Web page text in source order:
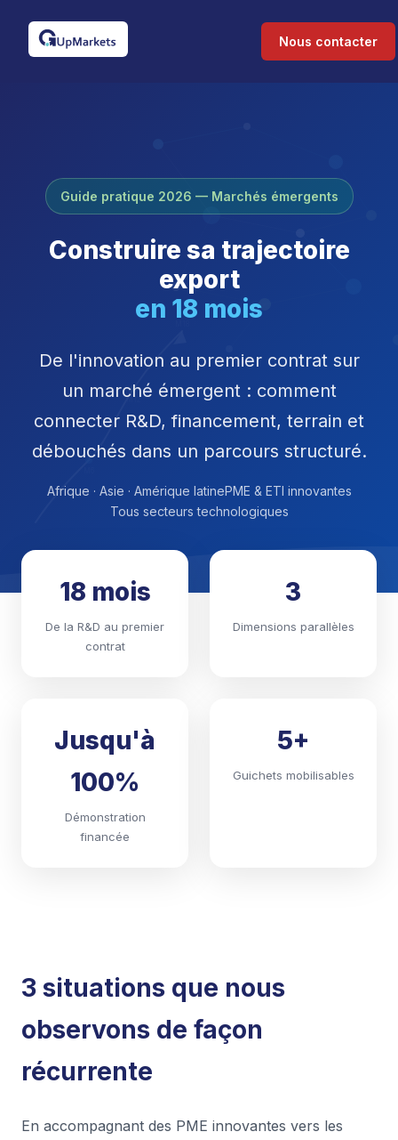
Nous contacter
M12
Guide pratique 2026 — Marchés émergents
Construire sa trajectoire
export
en 18 mois
De l'innovation au premier contrat sur
un marché émergent : comment
connecter R&D, financement, terrain et
débouchés dans un parcours structuré.
Afrique · Asie · Amérique latinePME & ETI innovantes
Tous secteurs technologiques
18 mois
De la R&D au premier
contrat
3
Dimensions parallèles
Jusqu'à
100%
Démonstration
financée
5+
Guichets mobilisables
3 situations que nous
observons de façon
récurrente
En accompagnant des PME innovantes vers les